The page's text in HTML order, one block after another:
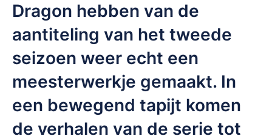
Dragon hebben van de
aantiteling van het tweede
seizoen weer echt een
meesterwerkje gemaakt. In
een bewegend tapijt komen
de verhalen van de serie tot